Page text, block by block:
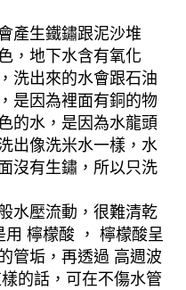
產生鐵鏽跟泥沙堆
，地下水含有氧化
洗出來的水會跟石油
是因為裡面有銅的物
的水，是因為水龍頭
出像洗米水一樣，水
沒有生鏽，所以只洗
水壓流動，很難清乾
檸檬酸 ， 檸檬酸呈
管垢，再透過 高週波
的話，可在不傷水管